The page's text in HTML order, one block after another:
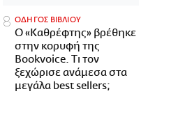
ΟΔΗΓΟΣ ΒΙΒΛΙΟΥ
Ο «Καθρέφτης» βρέθηκε
στην κορυφή της
Bookvoice. Τι τον
ξεχώρισε ανάμεσα στα
μεγάλα best sellers;